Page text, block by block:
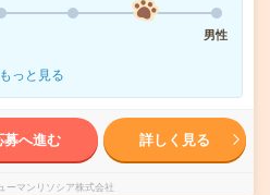
男性
もっと見る
募へ進む 詳しく見る
ーマンリソシア株式会社